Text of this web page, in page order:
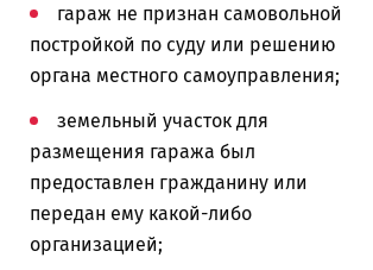
гараж не признан самовольной
постройкой по суду или решению
органа местного самоуправления;
земельный участок для
размещения гаража был
предоставлен гражданину или
передан ему какой-либо
организацией;